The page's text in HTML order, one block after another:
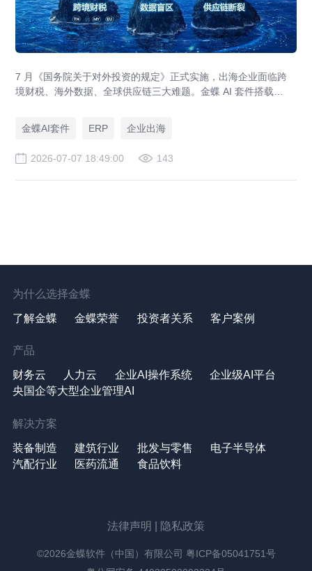
7 月《国务院关于对外投资的规定》正式实施，出海企业面临跨
境财税、海外数据、全球供应链三大难题。金蝶 AI 套件搭载
营。
金蝶AI套件 ERP 企业出海
2026-07-07 18:49:00 143
为什么选择金蝶
了解金蝶 金蝶荣誉 投资者关系 客户案例
产品
财务云 人力云 企业AI操作系统
企业级AI平台
央国企等大型企业管理AI
解决方案
装备制造 建筑行业 批发与零售
电子半导体
汽配行业
医药流通 食品饮料
法律声明 隐私政策
©2026金蝶软件（中国）有限公司 粤ICP备05041751号